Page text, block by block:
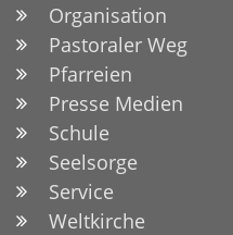
Organisation
Pastoraler Weg
Pfarreien
Presse Medien
Schule
Seelsorge
Service
Weltkirche